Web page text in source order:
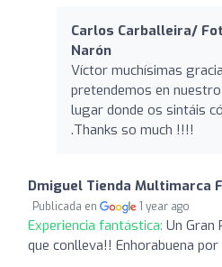
Carlos Carballeira/
Narón
Víctor muchísimas
pretendemos en
lugar donde os sintáis
.Thanks so much !!!!
Dmiguel Tienda Multimarca
Publicada en 1 year ago
Experiencia fantástica: Un Gran
que conlleva!! Enhorabuena